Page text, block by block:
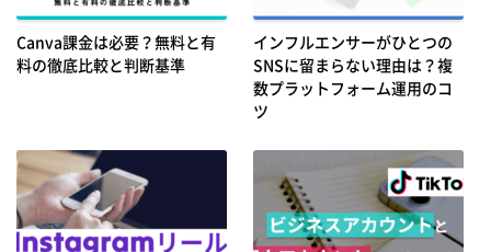
Canva課金は必要？無料と有
料の徹底比較と判断基準
インフルエンサーがひとつの
SNSに留まらない理由は？複
数プラットフォーム運用のコ
ツ